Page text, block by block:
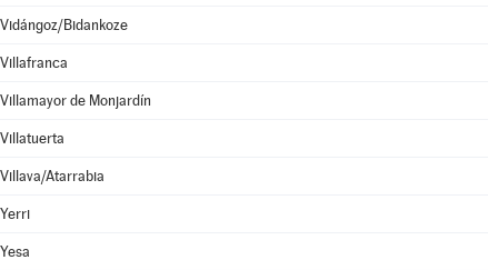
Vidángoz/Bidankoze
Villafranca
Villamayor de Monjardín
Villatuerta
Villava/Atarrabia
Yerri
Yesa